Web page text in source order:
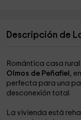
Descripción de
Romántica casa
Olmos de Peñafiel ,
perfecta para una
desconexión total.
La vivienda está